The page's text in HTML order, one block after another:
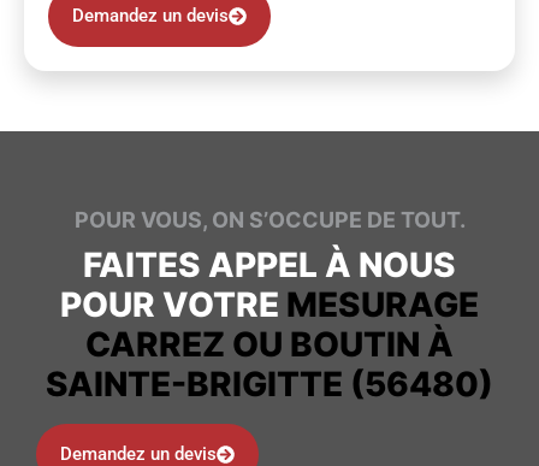
Demandez un devis
POUR VOUS, ON S’OCCUPE DE TOUT.
FAITES APPEL À NOUS
POUR VOTRE MESURAGE
CARREZ OU BOUTIN À
SAINTE-BRIGITTE (56480)
Demandez un devis